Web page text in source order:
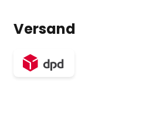
Versand